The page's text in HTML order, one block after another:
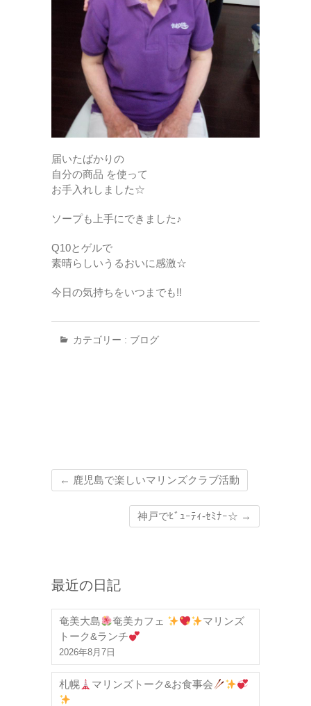
届いたばかりの
自分の商品 を使って
お手入れしました☆
ソープも上手にできました♪
Q10とゲルで
素晴らしいうるおいに感激☆
今日の気持ちをいつまでも!!
カテゴリー : ブログ
← 鹿児島で楽しいマリンズクラブ活動
神戸でﾋﾞｭｰﾃｨ-ｾﾐﾅｰ☆ →
最近の日記
奄美大島 奄美カフェ
マリンズ
トーク&ランチ
2026年8月7日
札幌 マリンズトーク&お食事会